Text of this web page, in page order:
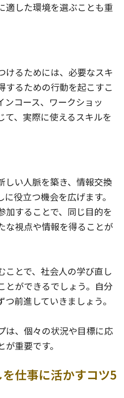
適した環境を選ぶことも重
けるためには、必要なスキ
するための行動を起こすこ
ンコース、ワークショッ
て、実際に使えるスキルを
しい人脈を築き、情報交換
役立つ機会を広げます。
加することで、同じ目的を
な視点や情報を得ることが
ことで、社会人の学び直し
とができるでしょう。自分
前進していきましょう。
は、個々の状況や目標に応
重要です。
仕事に活かすコツ5